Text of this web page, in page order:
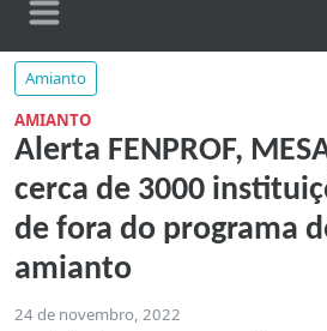
Amianto
AMIANTO
Alerta FENPROF,
cerca de 3000
de fora do programa
amianto
24 de novembro, 2022